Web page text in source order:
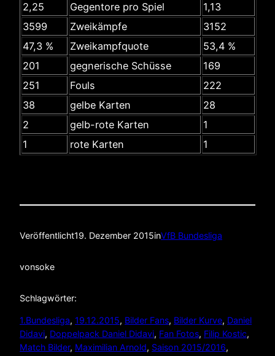
2,25
Gegentore pro Spiel
1,13
3599
Zweikämpfe
3152
47,3 %
Zweikampfquote
53,4 %
201
gegnerische Schüsse
169
251
Fouls
222
38
gelbe Karten
28
2
gelb-rote Karten
1
1
rote Karten 1
Veröffentlicht19. Dezember 2015inVfB Bundesliga
vonsoke
Schlagwörter:
1.Bundesliga, 19.12.2015, Bilder Fans, Bilder Kurve, Daniel
Didavi, Doppelpack Daniel Didavi, Fan Fotos, Filip Kostic
Match Bilder, Maximilian Arnold, Saison 2015/2016